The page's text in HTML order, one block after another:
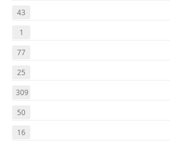
43
1
77
25
309
50
16